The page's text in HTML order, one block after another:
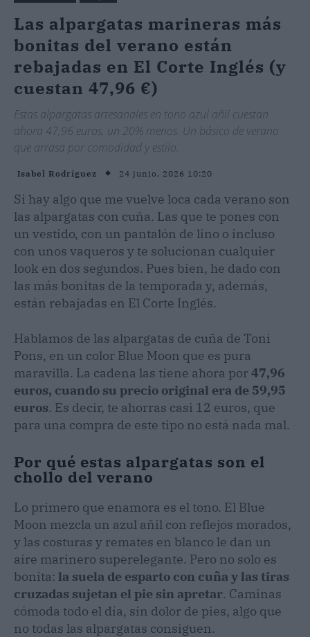
Las alpargatas marineras más
bonitas del verano están
rebajadas en El Corte Inglés (y
cuestan 47,96 €)
Estas alpargatas artesanales en tono azul añil cuestan
ahora 47,96 euros, un 20% menos. Un básico de verano
que arrasa por comodidad y estilo.
Isabel Rodríguez 24 junio, 2026 10:20
Si hay algo que me vuelve loca cada verano son
las alpargatas con cuña. Las que te pones con
un vestido, con un pantalón de lino o incluso
con unos vaqueros y te solucionan cualquier
look en dos segundos. Pues bien, he dado con
las más bonitas de la temporada y, además,
están rebajadas en El Corte Inglés.
Hablamos de las alpargatas de cuña de Toni
Pons, en un color Blue Moon que es pura
maravilla. La cadena las tiene ahora por47,96
euros, cuando su precio original era de 59,95
euros. Es decir, te ahorras casi 12 euros, que
para una compra de este tipo no está nada mal.
Por qué estas alpargatas son el
chollo del verano
Lo primero que enamora es el tono. El Blue
Moon mezcla un azul añil con reflejos morados,
y las costuras y remates en blanco le dan un
aire marinero superelegante. Pero no solo es
bonita: la suela de esparto con cuña y las tiras
cruzadas sujetan el pie sin apretar. Caminas
cómoda todo el día, sin dolor de pies, algo que
no todas las alpargatas consiguen.